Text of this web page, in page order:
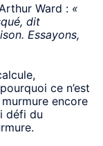
Ward : «
dit
Essayons,
ce n’est
encore
défi du